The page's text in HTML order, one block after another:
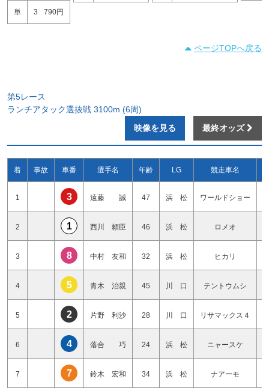
単 3 790円
ページTOPへ戻る
第5レース
ランチアタック選抜戦 3100m (6周)
映像を見る
最終オッズ
着 事故 車番 選手名 年齢 LG 競走車名
1 3 遠藤 誠 47 浜 松 ワールドショー
2 1 西川 頼臣 46 浜 松 ロメオ
3 8 中村 友和 32 浜 松 ヒカリ
4 5 青木 治親 45 川 口 テントウムシ
5 2 片野 利沙 28 川 口 リサマックス４
6 4 落合 巧 24 浜 松 ニャースケ
7 7 鈴木 宏和 34 浜 松 ナアーモ